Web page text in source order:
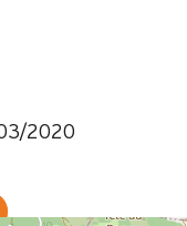
2020